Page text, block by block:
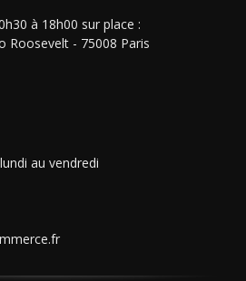
à 18h00 sur place :
Roosevelt - 75008 Paris
au vendredi